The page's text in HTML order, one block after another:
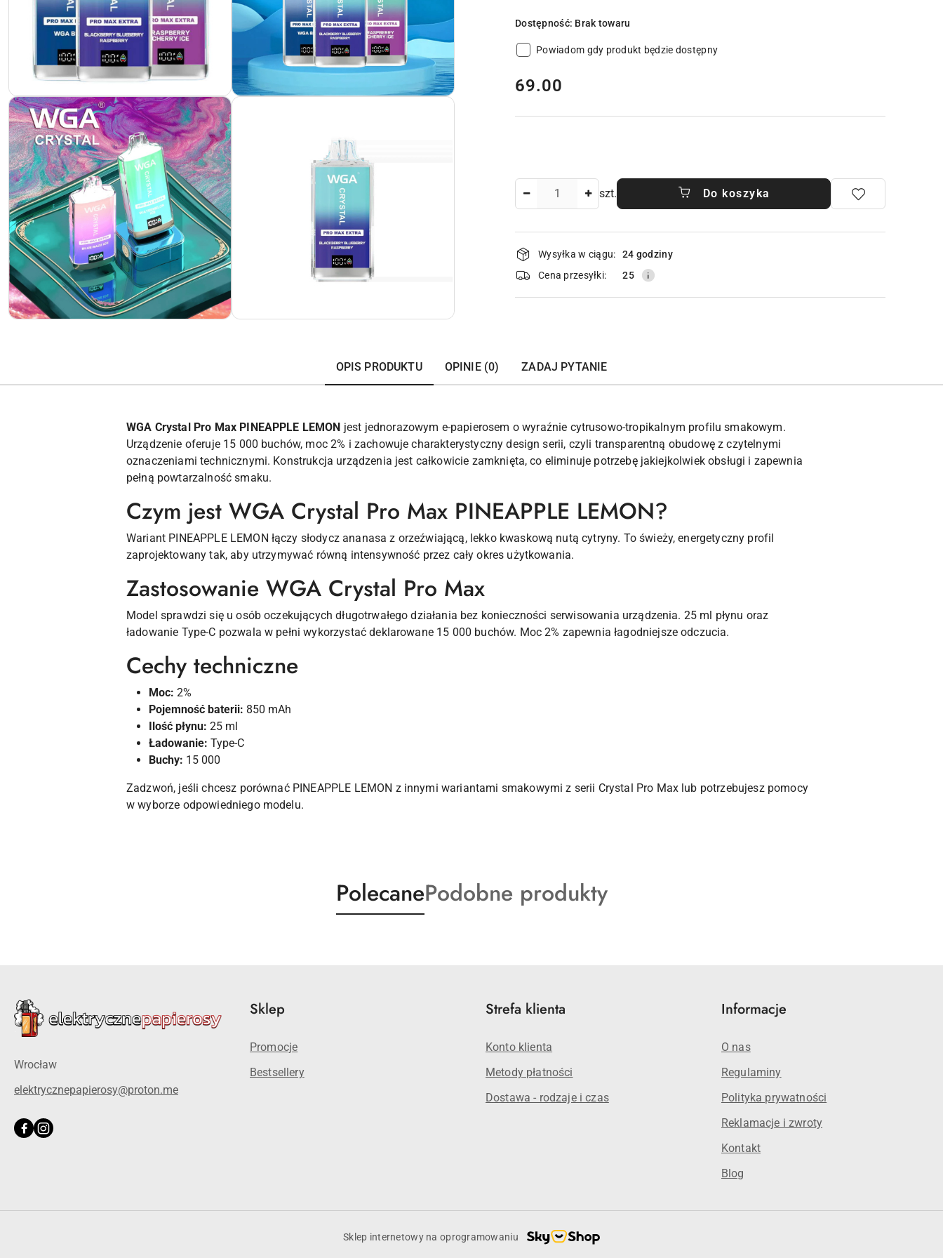
Dostępność: Brak towaru
Powiadom gdy produkt będzie dostępny
cena:
69.00
szt. Do koszyka
Dostępność
i
dostawa
Wysyłka w ciągu:
24 godziny
Cena przesyłki:
25
OPIS PRODUKTU OPINIE (0) ZADAJ PYTANIE
WGA Crystal Pro Max PINEAPPLE LEMON jest jednorazowym e-papierosem o wyraźnie cytrusowo-tropikalnym profilu smakowym.
Urządzenie oferuje 15 000 buchów, moc 2% i zachowuje charakterystyczny design serii, czyli transparentną obudowę z czytelnymi
oznaczeniami technicznymi. Konstrukcja urządzenia jest całkowicie zamknięta, co eliminuje potrzebę jakiejkolwiek obsługi i zapewnia
pełną powtarzalność smaku.
Czym jest WGA Crystal Pro Max PINEAPPLE LEMON?
Wariant PINEAPPLE LEMON łączy słodycz ananasa z orzeźwiającą, lekko kwaskową nutą cytryny. To świeży, energetyczny profil
zaprojektowany tak, aby utrzymywać równą intensywność przez cały okres użytkowania.
Zastosowanie WGA Crystal Pro Max
Model sprawdzi się u osób oczekujących długotrwałego działania bez konieczności serwisowania urządzenia. 25 ml płynu oraz
ładowanie Type-C pozwala w pełni wykorzystać deklarowane 15 000 buchów. Moc 2% zapewnia łagodniejsze odczucia.
Cechy techniczne
Moc: 2%
Pojemność baterii: 850 mAh
Ilość płynu: 25 ml
Ładowanie: Type-C
Buchy: 15 000
Zadzwoń, jeśli chcesz porównać PINEAPPLE LEMON z innymi wariantami smakowymi z serii Crystal Pro Max lub potrzebujesz pomocy
w wyborze odpowiedniego modelu.
Produkty
o
PolecaneProdukty
o
Podobne produkty
Wrocław
elektrycznepapierosy@proton.me
Sklep
Promocje
Bestsellery
Strefa klienta
Konto klienta
Metody płatności
Dostawa - rodzaje i czas
Informacje
O nas
Regulaminy
Polityka prywatności
Reklamacje i zwroty
Kontakt
Blog
Sklep internetowy na oprogramowaniu